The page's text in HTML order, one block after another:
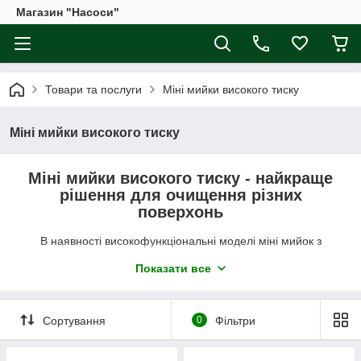
Магазин "Насоси"
Товари та послуги Міні мийки високого тиску
Міні мийки високого тиску
Міні мийки високого тиску - найкраще
рішення для очищення різних
поверхонь
В наявності високофункціональні моделі міні мийок з
Можливе повернення та обмін товару протягом 14 днів.
Показати все
Сортування 0 Фільтри